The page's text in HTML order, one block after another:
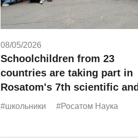
08/05/2026
Schoolchildren from 23
countries are taking part in
Rosatom's 7th scientific and
educational expedition,
#школьники #Росатом Наука